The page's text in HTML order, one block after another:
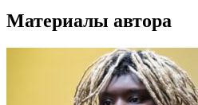
Материалы автора